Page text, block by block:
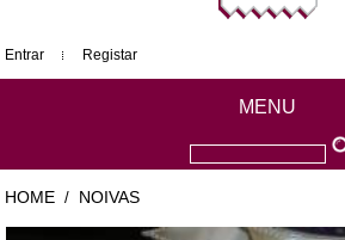
Entrar Registar
MENU
HOME / NOIVAS